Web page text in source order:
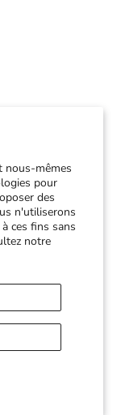
nous-mêmes
pour
des
n'utiliserons
ces fins sans
notre